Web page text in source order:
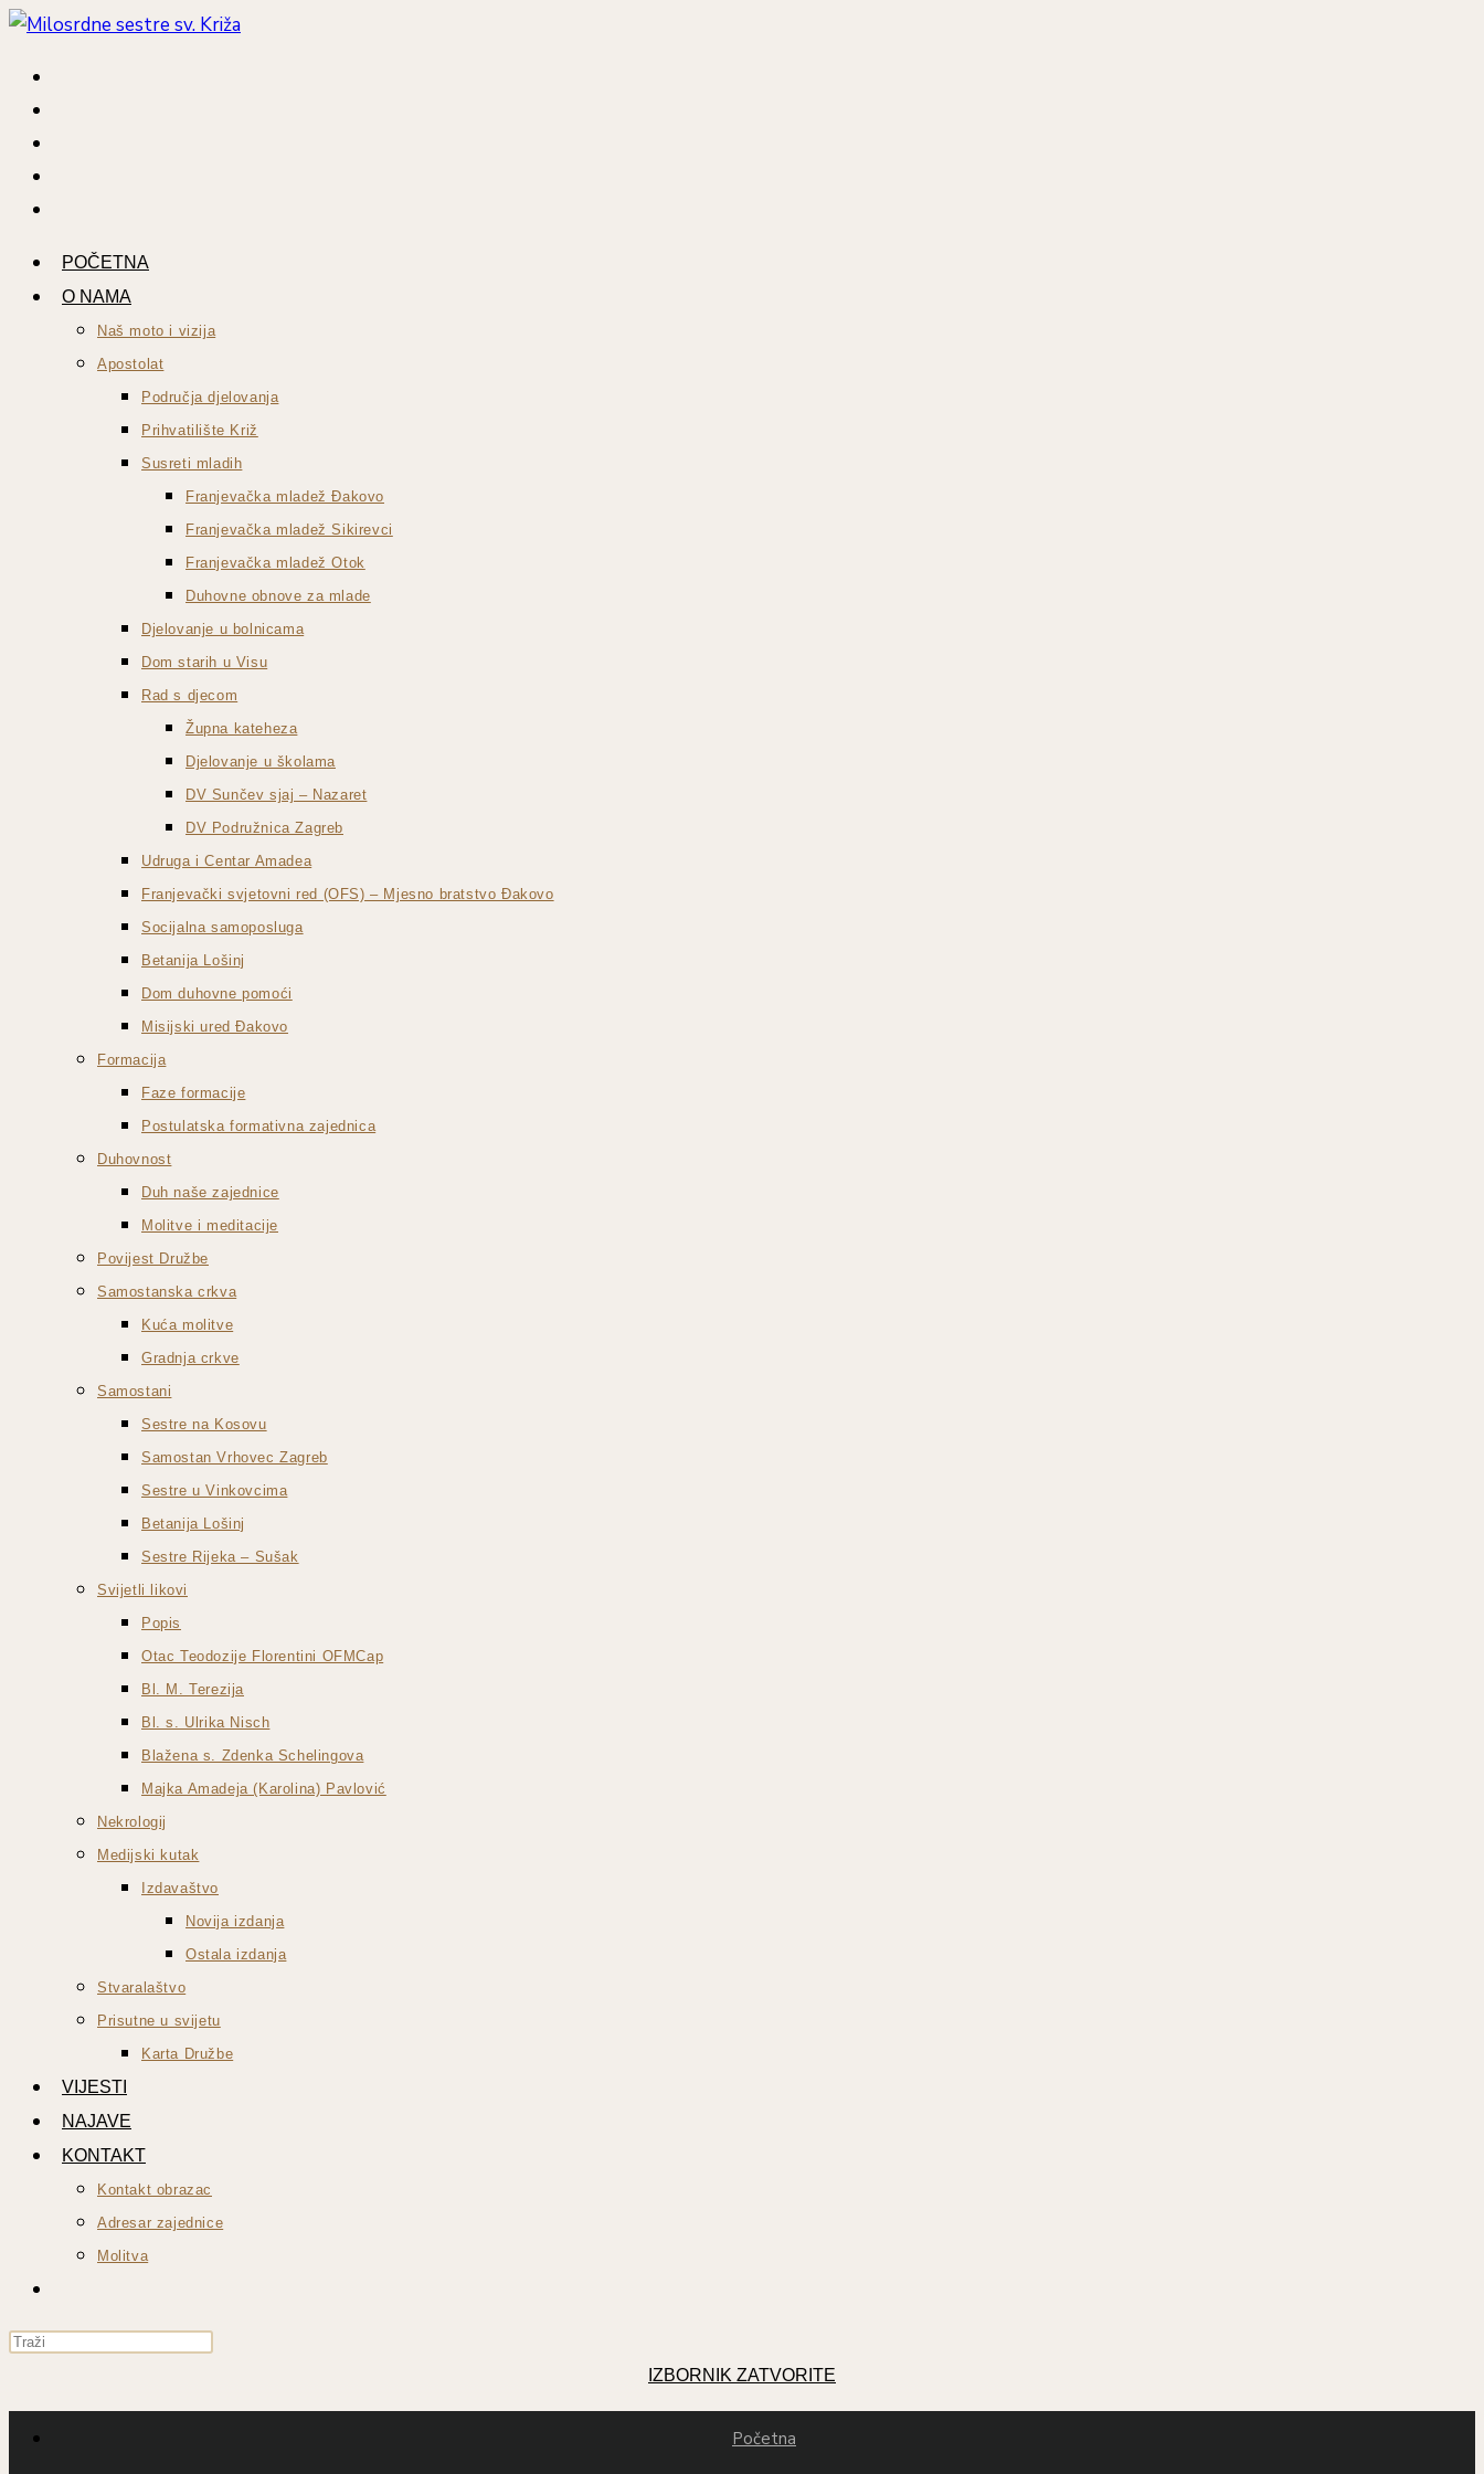
Preskoči
POČETNA
O NAMA
Naš moto i vizija
Apostolat
Područja djelovanja
Prihvatilište Križ
Susreti mladih
Franjevačka mladež Đakovo
Franjevačka mladež Sikirevci
Franjevačka mladež Otok
Duhovne obnove za mlade
Djelovanje u bolnicama
Dom starih u Visu
Rad s djecom
Župna kateheza
Djelovanje u školama
DV Sunčev sjaj – Nazaret
DV Podružnica Zagreb
Udruga i Centar Amadea
Franjevački svjetovni red (OFS) – Mjesno bratstvo Đakovo
Socijalna samoposluga
Betanija Lošinj
Dom duhovne pomoći
Misijski ured Đakovo
Formacija
Faze formacije
Postulatska formativna zajednica
Duhovnost
Duh naše zajednice
Molitve i meditacije
Povijest Družbe
Samostanska crkva
Kuća molitve
Gradnja crkve
Samostani
Sestre na Kosovu
Samostan Vrhovec Zagreb
Sestre u Vinkovcima
Betanija Lošinj
Sestre Rijeka – Sušak
Svijetli likovi
Popis
Otac Teodozije Florentini OFMCap
Bl. M. Terezija
Bl. s. Ulrika Nisch
Blažena s. Zdenka Schelingova
Majka Amadeja (Karolina) Pavlović
Nekrologij
Medijski kutak
Izdavaštvo
Novija izdanja
Ostala izdanja
Stvaralaštvo
Prisutne u svijetu
Karta Družbe
VIJESTI
NAJAVE
KONTAKT
Kontakt obrazac
Adresar zajednice
Molitva
WEB-
Press
to
IZBORNIK ZATVORITE
Početna